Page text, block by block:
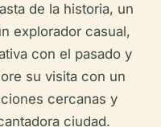
de la historia, un
explorador casual,
con el pasado y
su visita con un
cercanas y
ciudad.